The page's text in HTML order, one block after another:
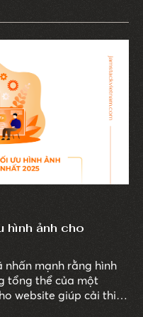
sàn thương mại
cấp thiết cho các
website bán hàng
hình ảnh cho
nhấn mạnh rằng hình
tổng thể của một
website giúp cải thiện